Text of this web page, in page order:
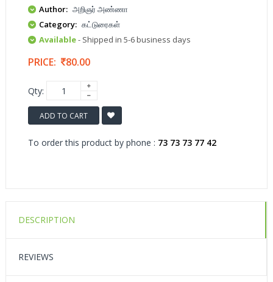
Author: அறிஞர் அண்ணா
Category: கட்டுரைகள்
Available- Shipped in 5-6 business days
PRICE: 80.00
Qty:
ADD TO CART
To order this product by phone : 73 73 73 77 42
DESCRIPTION
REVIEWS